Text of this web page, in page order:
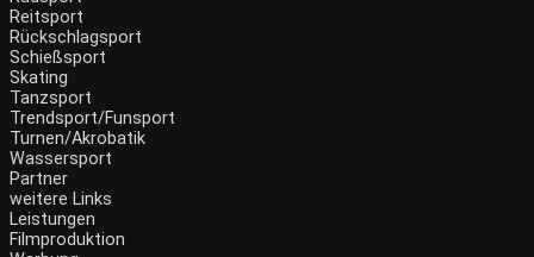
Reitsport
Rückschlagsport
Schießsport
Skating
Tanzsport
Trendsport/Funsport
Turnen/Akrobatik
Wassersport
Partner
weitere Links
Leistungen
Filmproduktion